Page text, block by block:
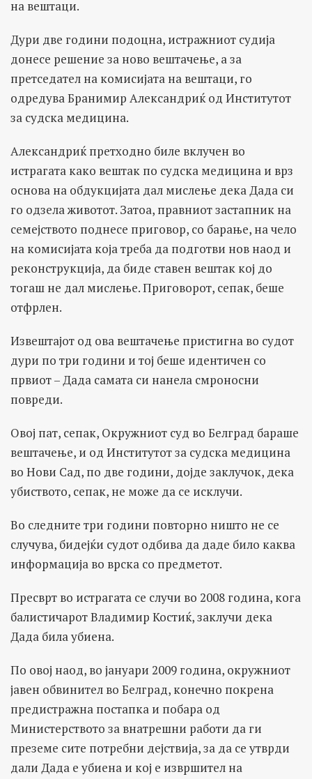
на вештаци.
Дури две години подоцна, истражниот судија
донесе решение за ново вештачење, а за
претседател на комисијата на вештаци, го
одредува Бранимир Александриќ од Институтот
за судска медицина.
Александриќ претходно биле вклучен во
истрагата како вештак по судска медицина и врз
основа на обдукцијата дал мислење дека Дада си
го одзела животот. Затоа, правниот застапник на
семејството поднесе приговор, со барање, на чело
на комисијата која треба да подготви нов наод и
реконструкција, да биде ставен вештак кој до
тогаш не дал мислење. Приговорот, сепак, беше
отфрлен.
Извештајот од ова вештачење пристигна во судот
дури по три години и тој беше идентичен со
првиот – Дада самата си нанела смроносни
повреди.
Овој пат, сепак, Окружниот суд во Белград бараше
вештачење, и од Институтот за судска медицина
во Нови Сад, по две години, дојде заклучок, дека
убиството, сепак, не може да се исклучи.
Во следните три години повторно ништо не се
случува, бидејќи судот одбива да даде било каква
информација во врска со предметот.
Пресврт во истрагата се случи во 2008 година, кога
балистичарот Владимир Костиќ, заклучи дека
Дада била убиена.
По овој наод, во јануари 2009 година, окружниот
јавен обвинител во Белград, конечно покрена
предистражна постапка и побара од
Министерството за внатрешни работи да ги
преземе сите потребни дејствија, за да се утврди
дали Дада е убиена и кој е извршител на